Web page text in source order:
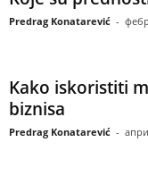
Predrag Konatarević -
Kako iskoristiti
biznisa
Predrag Konatarević -